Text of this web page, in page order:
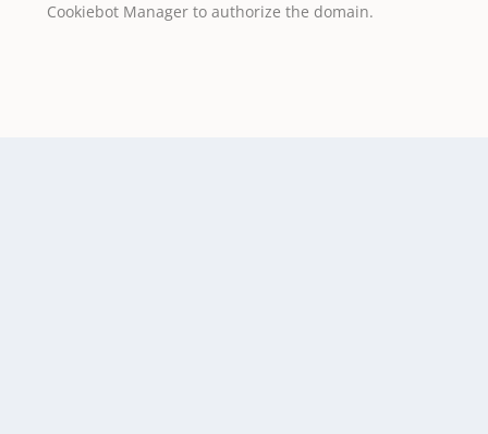
Cookiebot Manager to authorize the domain.